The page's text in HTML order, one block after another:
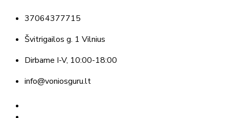
37064377715
Švitrigailos g. 1 Vilnius
Dirbame I-V, 10:00-18:00
info@voniosguru.lt